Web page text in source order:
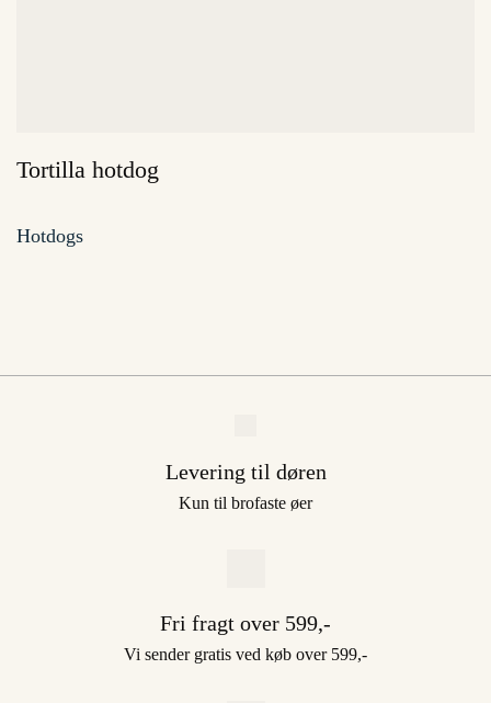
Tortilla hotdog
Hotdogs
Levering til døren
Kun til brofaste øer
Fri fragt over 599,-
Vi sender gratis ved køb over 599,-